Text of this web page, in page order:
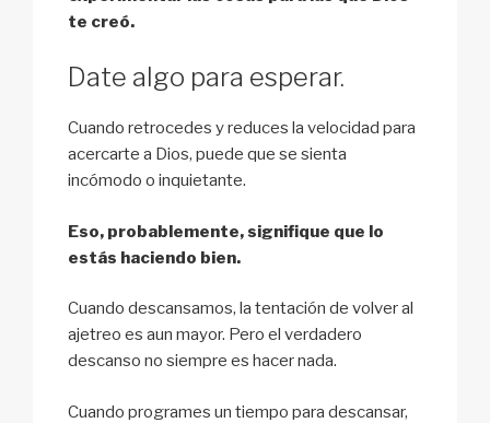
te creó.
Date algo para esperar.
Cuando retrocedes y reduces la velocidad para
acercarte a Dios, puede que se sienta
incómodo o inquietante.
Eso, probablemente, signifique que lo
estás haciendo bien.
Cuando descansamos, la tentación de volver al
ajetreo es aun mayor. Pero el verdadero
descanso no siempre es hacer nada.
Cuando programes un tiempo para descansar,